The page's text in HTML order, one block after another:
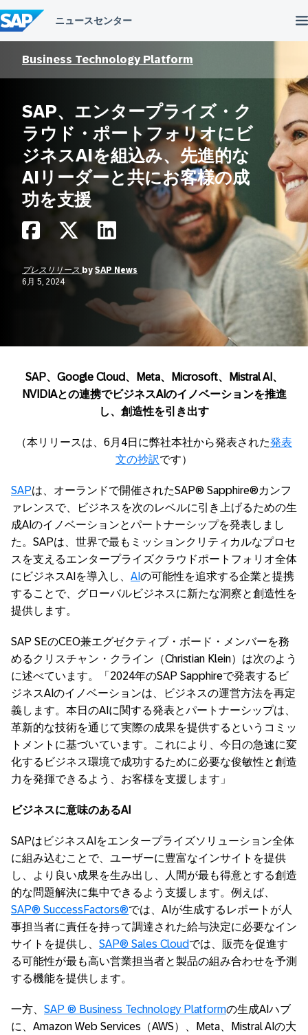
ン
テ
ン
Business Technology Platform
SAP、エンタープライズ・ク
ラウド・ポートフォリオにビ
ジネスAIを組込み、先進的な
AIリーダーと共にお客様の成
功を支援
プレスリリース by SAP News
6月 5, 2024
SAP、 Google Cloud、 Meta、 Microsoft、 Mistral AI 、
NVIDIAとの連携でビジネスAIのイノベーションを推進
し、創造性を引き出す
（本リリースは、6月4日に弊社本社から発表された発表
文の抄訳です）
SAPは、オーランドで開催されたSAP® Sapphire®カンフ
ァレンスで、ビジネスを次のレベルに引き上げるための生
成AIのイノベーションとパートナーシップを発表しまし
た。SAPは、世界で最もミッションクリティカルなプロセ
スを支えるエンタープライズクラウドポートフォリオ全体
にビジネスAIを導入し、 AI の可能性を追求する企業と提携
することで、グローバルビジネスに新たな洞察と創造性を
提供します。
SAP SEのCEO兼エグゼクティブ・ボード・メンバーを務
めるクリスチャン・クライン（Christian Klein）は次のよう
に述べています。「2024年のSAP Sapphireで発表するビ
ジネスAIのイノベーションは、ビジネスの運営方法を再定
義します。本日のAIに関する発表とパートナーシップは、
革新的な技術を通じて実際の成果を提供するというコミッ
トメントに基づいています。これにより、今日の急速に変
化するビジネス環境で成功するために必要な俊敏性と創造
力を発揮できるよう、お客様を支援します」
ビジネスに意味のあるAI
SAPはビジネスAIをエンタープライズソリューション全体
に組み込むことで、ユーザーに豊富なインサイトを提供
し、より良い成果を生み出し、人間が最も得意とする創造
的な問題解決に集中できるよう支援します。例えば、
SAP® SuccessFactors®では、AIが生成するレポートが人
事担当者に責任を持って調達された給与決定に必要なイン
サイトを提供し、 SAP® Sales Cloudでは、販売を促進す
る可能性が最も高い営業担当者と製品の組み合わせを予測
する機能を提供します。
一方、 SAP ® Business Technology Platformの生成AIハブ
に、Amazon Web Services（AWS）、Meta、Mistral AIの大